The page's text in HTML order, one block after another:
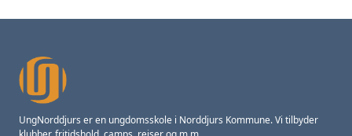
UngNorddjurs er en ungdomsskole i Norddjurs Kommune. Vi tilbyder